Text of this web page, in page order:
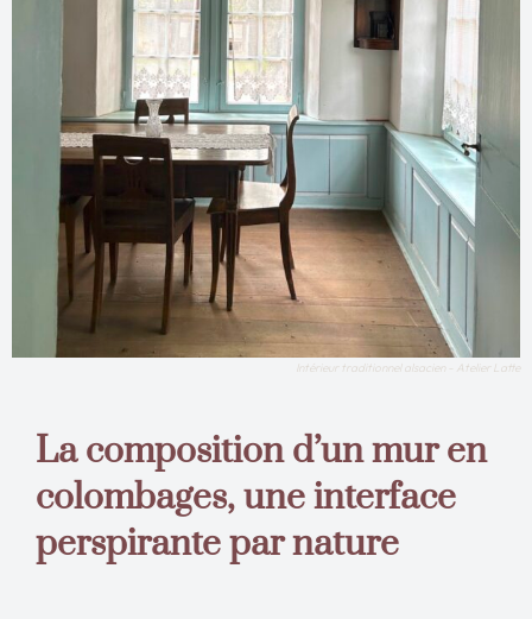
Intérieur traditionnel alsacien - Atelier Latte
La composition d’un mur en
colombages, une interface
perspirante par nature